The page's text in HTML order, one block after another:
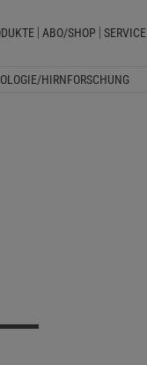
ABO/SHOP SERVICE
HIRNFORSCHUNG